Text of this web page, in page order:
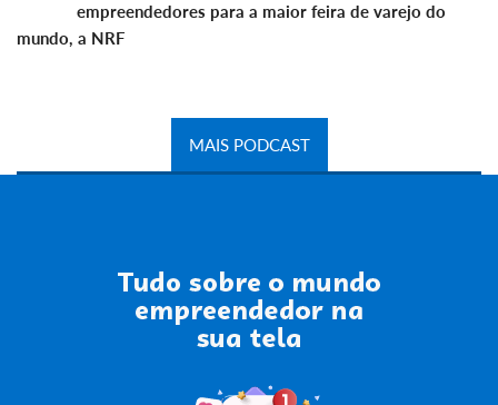
empreendedores para a maior feira de varejo do
mundo, a NRF
MAIS PODCAST